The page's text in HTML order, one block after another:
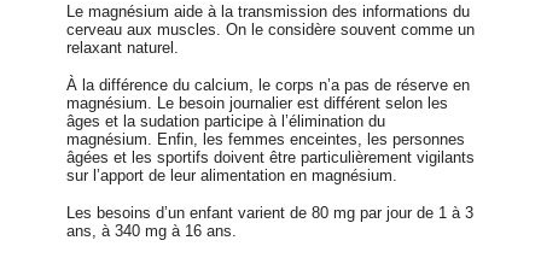
Le magnésium aide à la transmission des informations du
cerveau aux muscles. On le considère souvent comme un
relaxant naturel.
À la différence du calcium, le corps n’a pas de réserve en
magnésium. Le besoin journalier est différent selon les
âges et la sudation participe à l’élimination du
magnésium. Enfin, les femmes enceintes, les personnes
âgées et les sportifs doivent être particulièrement vigilants
sur l’apport de leur alimentation en magnésium.
Les besoins d’un enfant varient de 80 mg par jour de 1 à 3
ans, à 340 mg à 16 ans.